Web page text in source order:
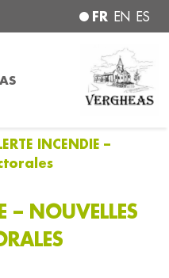
FR EN ES
INCENDIE –
– NOUVELLES